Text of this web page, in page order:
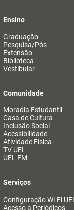
Ensino
Graduação
Pesquisa/Pós
Extensão
Biblioteca
Vestibular
Comunidade
Moradia Estudantil
Casa de Cultura
Inclusão Social
Acessibilidade
Atividade Física
TV UEL
UEL FM
Serviços
Configuração Wi-Fi UEL
Acesso a Periódicos